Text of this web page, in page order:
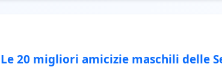
Le 20 migliori amicizie maschili delle